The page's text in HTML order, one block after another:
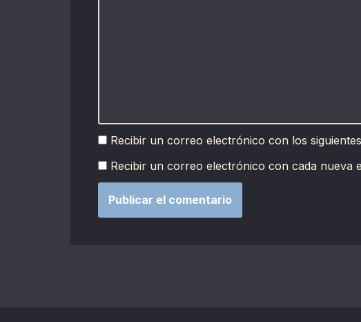
Recibir un correo electrónico con los
Recibir un correo electrónico con cada nueva